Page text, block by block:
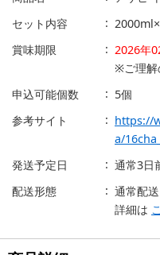
セット内容
賞味期限
2026年
※ご理解
申込可能個数
5個
参考サイト
https://
a/
発送予定日
通常3日
配送形態
通常配送
詳細は